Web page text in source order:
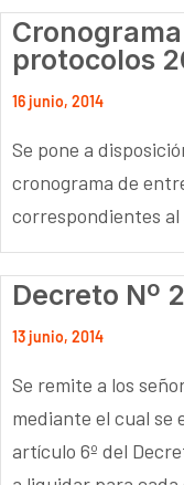
protocolos
16 junio, 2014
Se pone a
cronograma de
correspondientes al
Decreto Nº
13 junio, 2014
Se remite a los
mediante el cual se
artículo 6º del